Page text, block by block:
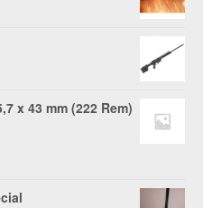
x 43 mm (222 Rem)